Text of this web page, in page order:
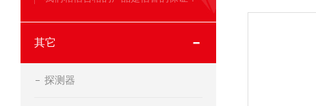
其它
探测器